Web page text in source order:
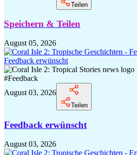
Teilen
Speichern & Teilen
August 05, 2026
Feedback erwünscht
#Feedback
August 03, 2026
Teilen
Feedback erwünscht
August 03, 2026